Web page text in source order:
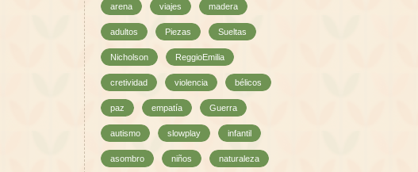
arena viajes madera
adultos Piezas Sueltas
Nicholson ReggioEmilia
cretividad violencia bélicos
paz empatía Guerra
autismo slowplay infantil
asombro niños naturaleza